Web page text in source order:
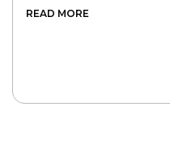
READ MORE